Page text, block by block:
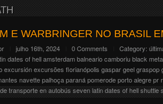
E WARBRINGER NO BRASIL
julho 16th, 2024 0 Comments Category:
dates of hellamsterdambalneario camboriublack
excursiónexcursões florianópolis gaspargeelgraspop
navettepalhoçaparanápomerodeporto alegrepr
transporte en autobús seven latin dates of hellshuttle